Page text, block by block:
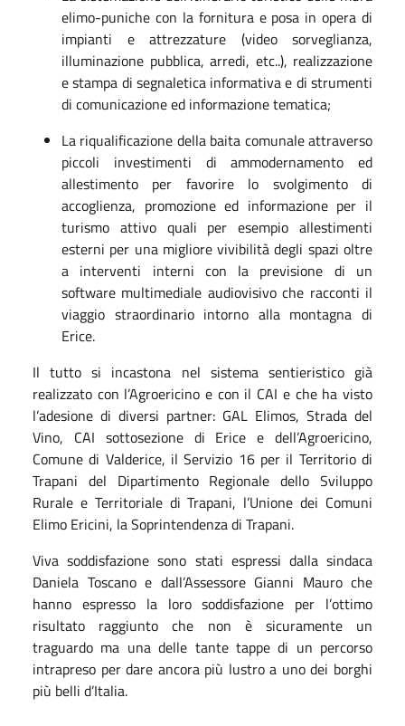
elimo-puniche con la fornitura e posa in opera di
impianti e attrezzature (video sorveglianza,
illuminazione pubblica, arredi, etc..), realizzazione
e stampa di segnaletica informativa e di strumenti
di comunicazione ed informazione tematica;
La riqualificazione della baita comunale attraverso
piccoli investimenti di ammodernamento ed
allestimento per favorire lo svolgimento di
accoglienza, promozione ed informazione per il
turismo attivo quali per esempio allestimenti
esterni per una migliore vivibilità degli spazi oltre
a interventi interni con la previsione di un
software multimediale audiovisivo che racconti il
viaggio straordinario intorno alla montagna di
Erice.
Il tutto si incastona nel sistema sentieristico già
realizzato con l’Agroericino e con il CAI e che ha visto
l’adesione di diversi partner: GAL Elimos, Strada del
Vino, CAI sottosezione di Erice e dell’Agroericino,
Comune di Valderice, il Servizio 16 per il Territorio di
Trapani del Dipartimento Regionale dello Sviluppo
Rurale e Territoriale di Trapani, l’Unione dei Comuni
Elimo Ericini, la Soprintendenza di Trapani.
Viva soddisfazione sono stati espressi dalla sindaca
Daniela Toscano e dall’Assessore Gianni Mauro che
hanno espresso la loro soddisfazione per l’ottimo
risultato raggiunto che non è sicuramente un
traguardo ma una delle tante tappe di un percorso
intrapreso per dare ancora più lustro a uno dei borghi
più belli d’Italia.